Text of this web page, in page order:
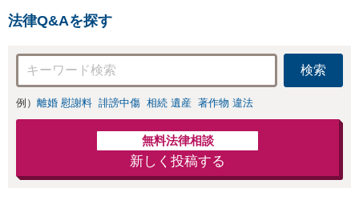
を正確に読み取り
ます。【東京都在
住以外の方も対
応】
法律Q&Aを探す
検索
例） 離婚 慰謝料 誹謗中傷 相続 遺産 著作物 違法
無料法律相談
新しく投稿する